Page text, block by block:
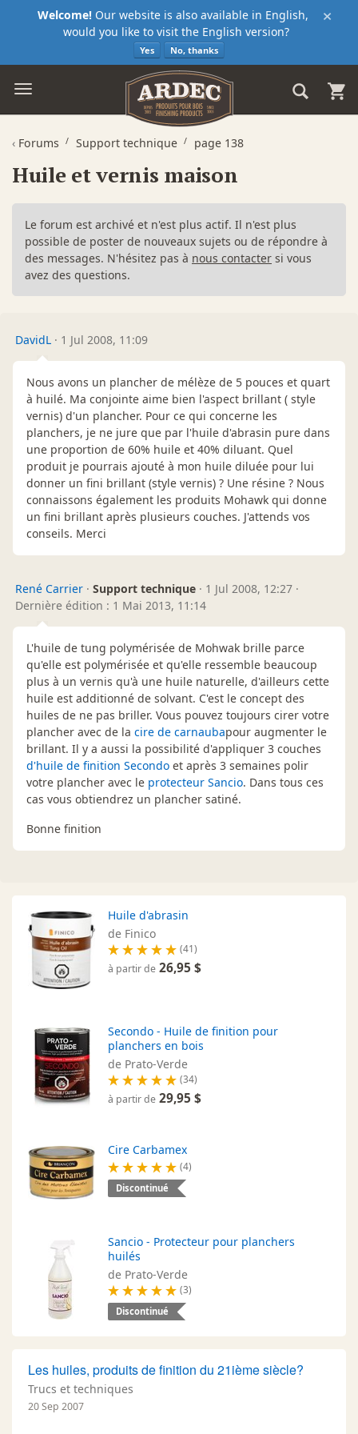
×
Welcome! Our website is also available in English,
would you like to visit the English version?
Yes No, thanks
‹ Forums Support technique page 138
Huile et vernis maison
Le forum est archivé et n'est plus actif. Il n'est plus
possible de poster de nouveaux sujets ou de répondre à
des messages. N'hésitez pas à nous contacter si vous
avez des questions.
DavidL · 1 Jul 2008, 11:09
Nous avons un plancher de mélèze de 5 pouces et quart
à huilé. Ma conjointe aime bien l'aspect brillant ( style
vernis) d'un plancher. Pour ce qui concerne les
planchers, je ne jure que par l'huile d'abrasin pure dans
une proportion de 60% huile et 40% diluant. Quel
produit je pourrais ajouté à mon huile diluée pour lui
donner un fini brillant (style vernis) ? Une résine ? Nous
connaissons également les produits Mohawk qui donne
un fini brillant après plusieurs couches. J'attends vos
conseils. Merci
René Carrier · Support technique · 1 Jul 2008, 12:27 ·
Dernière édition : 1 Mai 2013, 11:14
L'huile de tung polymérisée de Mohwak brille parce
qu'elle est polymérisée et qu'elle ressemble beaucoup
plus à un vernis qu'à une huile naturelle, d'ailleurs cette
huile est additionné de solvant. C'est le concept des
huiles de ne pas briller. Vous pouvez toujours cirer votre
plancher avec de la cire de carnaubapour augmenter le
brillant. Il y a aussi la possibilité d'appliquer 3 couches
d'huile de finition Secondo et après 3 semaines polir
votre plancher avec le protecteur Sancio. Dans tous ces
cas vous obtiendrez un plancher satiné.
Bonne finition
Huile d'abrasin
de Finico
(41)
à partir de 26,95 $
Secondo - Huile de finition pour
planchers en bois
de Prato-Verde
(34)
à partir de 29,95 $
Cire Carbamex
(4)
Discontinué
Sancio - Protecteur pour planchers
huilés
de Prato-Verde
(3)
Discontinué
Les huiles, produits de finition du 21ième siècle?
Trucs et techniques
20 Sep 2007